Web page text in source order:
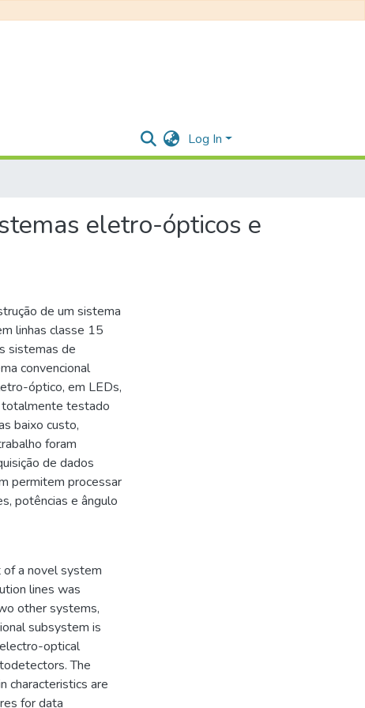
Log In
eletro-ópticos e
de um sistema
linhas classe 15
sistemas de
convencional
óptico, em LEDs,
testado
baixo custo,
foram
de dados
permitem processar
potências e ângulo
a novel system
lines was
other systems,
subsystem is
optical
The
characteristics are
for data